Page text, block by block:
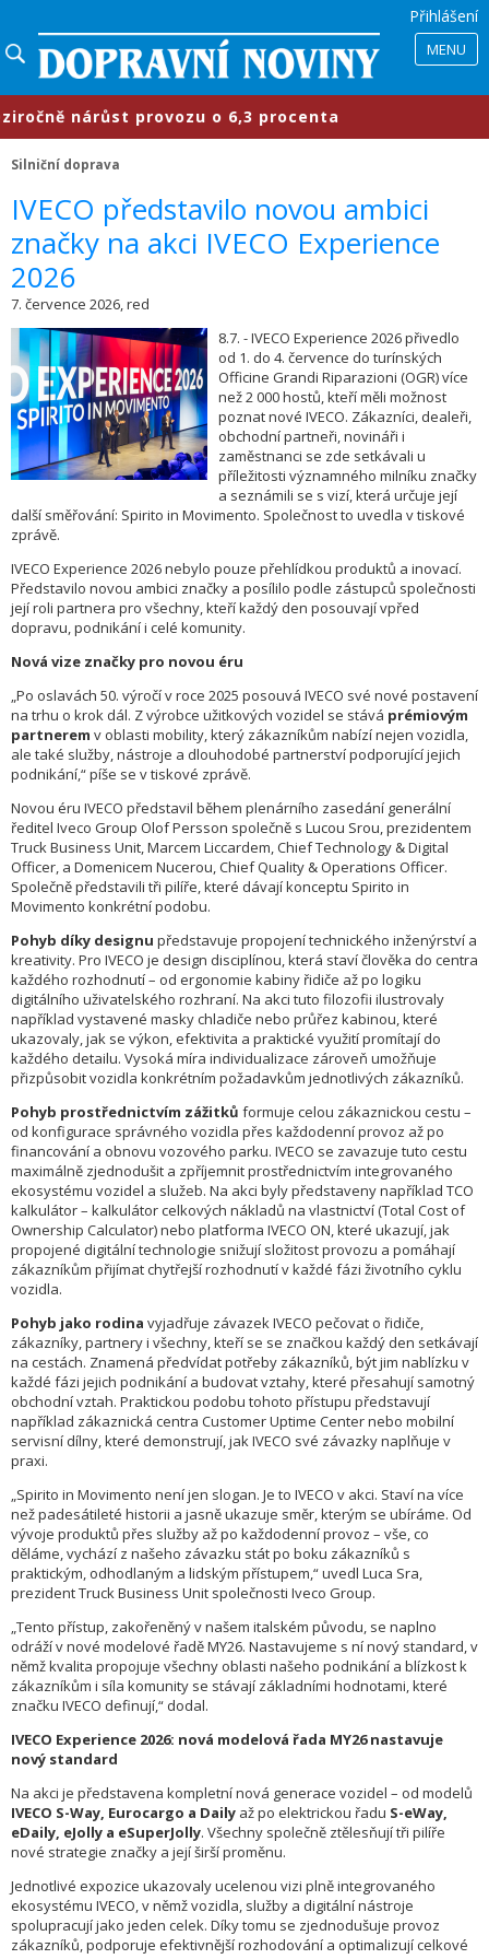
Přihlášení
MENU
nárůst provozu o 6,3 procenta
Silniční doprava
​IVECO představilo novou ambici
značky na akci IVECO Experience
2026
7. července 2026, red
8.7. - IVECO Experience 2026 přivedlo
od 1. do 4. července do turínských
Officine Grandi Riparazioni (OGR) více
než 2 000 hostů, kteří měli možnost
poznat nové IVECO. Zákazníci, dealeři,
obchodní partneři, novináři i
zaměstnanci se zde setkávali u
příležitosti významného milníku značky
a seznámili se s vizí, která určuje její
další směřování: Spirito in Movimento. Společnost to uvedla v tiskové
zprávě.
IVECO Experience 2026 nebylo pouze přehlídkou produktů a inovací.
Představilo novou ambici značky a posílilo podle zástupců společnosti
její roli partnera pro všechny, kteří každý den posouvají vpřed
dopravu, podnikání i celé komunity.
Nová vize značky pro novou éru
„Po oslavách 50. výročí v roce 2025 posouvá IVECO své nové postavení
na trhu o krok dál. Z výrobce užitkových vozidel se stává prémiovým
partnerem v oblasti mobility, který zákazníkům nabízí nejen vozidla,
ale také služby, nástroje a dlouhodobé partnerství podporující jejich
podnikání,“ píše se v tiskové zprávě.
Novou éru IVECO představil během plenárního zasedání generální
ředitel Iveco Group Olof Persson společně s Lucou Srou, prezidentem
Truck Business Unit, Marcem Liccardem, Chief Technology & Digital
Officer, a Domenicem Nucerou, Chief Quality & Operations Officer.
Společně představili tři pilíře, které dávají konceptu Spirito in
Movimento konkrétní podobu.
Pohyb díky designu představuje propojení technického inženýrství a
kreativity. Pro IVECO je design disciplínou, která staví člověka do centra
každého rozhodnutí – od ergonomie kabiny řidiče až po logiku
digitálního uživatelského rozhraní. Na akci tuto filozofii ilustrovaly
například vystavené masky chladiče nebo průřez kabinou, které
ukazovaly, jak se výkon, efektivita a praktické využití promítají do
každého detailu. Vysoká míra individualizace zároveň umožňuje
přizpůsobit vozidla konkrétním požadavkům jednotlivých zákazníků.
Pohyb prostřednictvím zážitků formuje celou zákaznickou cestu –
od konfigurace správného vozidla přes každodenní provoz až po
financování a obnovu vozového parku. IVECO se zavazuje tuto cestu
maximálně zjednodušit a zpříjemnit prostřednictvím integrovaného
ekosystému vozidel a služeb. Na akci byly představeny například TCO
kalkulátor – kalkulátor celkových nákladů na vlastnictví (Total Cost of
Ownership Calculator) nebo platforma IVECO ON, které ukazují, jak
propojené digitální technologie snižují složitost provozu a pomáhají
zákazníkům přijímat chytřejší rozhodnutí v každé fázi životního cyklu
vozidla.
Pohyb jako rodina vyjadřuje závazek IVECO pečovat o řidiče,
zákazníky, partnery i všechny, kteří se se značkou každý den setkávají
na cestách. Znamená předvídat potřeby zákazníků, být jim nablízku v
každé fázi jejich podnikání a budovat vztahy, které přesahují samotný
obchodní vztah. Praktickou podobu tohoto přístupu představují
například zákaznická centra Customer Uptime Center nebo mobilní
servisní dílny, které demonstrují, jak IVECO své závazky naplňuje v
praxi.
„Spirito in Movimento není jen slogan. Je to IVECO v akci. Staví na více
než padesátileté historii a jasně ukazuje směr, kterým se ubíráme. Od
vývoje produktů přes služby až po každodenní provoz – vše, co
děláme, vychází z našeho závazku stát po boku zákazníků s
praktickým, odhodlaným a lidským přístupem,“ uvedl Luca Sra,
prezident Truck Business Unit společnosti Iveco Group.
„Tento přístup, zakořeněný v našem italském původu, se naplno
odráží v nové modelové řadě MY26. Nastavujeme s ní nový standard, v
němž kvalita propojuje všechny oblasti našeho podnikání a blízkost k
zákazníkům i síla komunity se stávají základními hodnotami, které
značku IVECO definují,“ dodal.
IVECO Experience 2026: nová modelová řada MY26 nastavuje
nový standard
Na akci je představena kompletní nová generace vozidel – od modelů
IVECO S-Way, Eurocargo a Daily až po elektrickou řadu S-eWay,
eDaily, eJolly a eSuperJolly. Všechny společně ztělesňují tři pilíře
nové strategie značky a její širší proměnu.
Jednotlivé expozice ukazovaly ucelenou vizi plně integrovaného
ekosystému IVECO, v němž vozidla, služby a digitální nástroje
spolupracují jako jeden celek. Díky tomu se zjednodušuje provoz
zákazníků, podporuje efektivnější rozhodování a optimalizují celkové